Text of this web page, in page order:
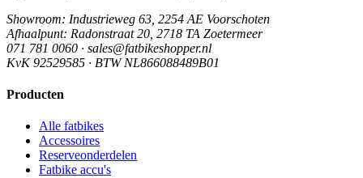
Showroom: Industrieweg 63, 2254 AE Voorschoten
Afhaalpunt: Radonstraat 20, 2718 TA Zoetermeer
071 781 0060 · sales@fatbikeshopper.nl
KvK 92529585 · BTW NL866088489B01
Producten
Alle fatbikes
Accessoires
Reserveonderdelen
Fatbike accu's